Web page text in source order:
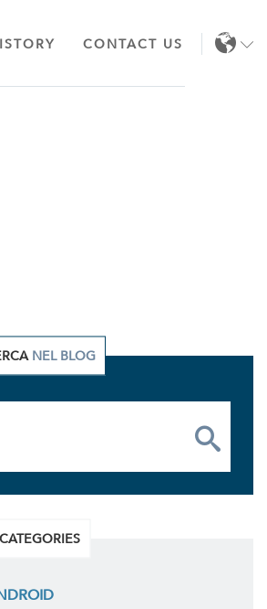
CONTACT US
NEL BLOG
CATEGORIES